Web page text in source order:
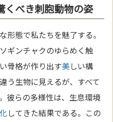
くべき刺胞動物の姿
形態で私たちを魅了する。
ギンチャクのゆらめく触
骨格が作り出す美しい構
う生物に見えるが、すべて
彼らの多様性は、生息環境
してきた結果である。この